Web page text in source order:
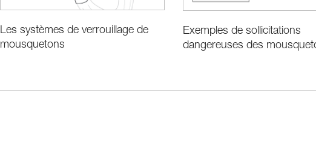
Les systèmes de verrouillage de
mousquetons
Exemples de sollicitations
dangereuses des